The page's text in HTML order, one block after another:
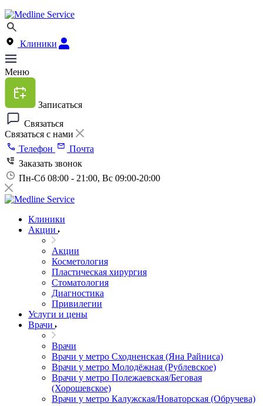
Клиники
Меню
Записаться
Связаться
Связаться с нами
Телефон
Почта
Заказать звонок
Пн-Сб 08:00 - 21:00, Вс 09:00-20:00
Клиники
Акции
Акции
Косметология
Пластическая хирургия
Стоматология
Диагностика
Привилегии
Услуги и цены
Врачи
Врачи
Врачи у метро Сходненская (Яна Райниса)
Врачи у метро Молодёжная (Рублевское)
Врачи у метро Полежаевская/Беговая
(Хорошевское)
Врачи у метро Калужская/Новаторская (Обручева)